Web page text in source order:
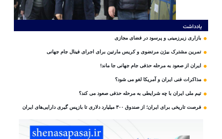
یادداشت
بازاری زیرزمینی و پرسود در فضای مجازی
تمرین مشترک بیژن مرتضوی و کریس مارتین برای اجرای فینال جام جهانی
ایران از صعود به مرحله حذفی جام جهانی جا ماند!
مذاکرات فنی ایران و آمریکا لغو می شود؟
تیم ملی ایران با چه شرایطی به مرحله حذفی صعود می کند؟
فرصت تاریخی برای ایران؛ از صندوق ۳۰۰ میلیارد دلاری تا بازپس گیری دارایی‌های ایران